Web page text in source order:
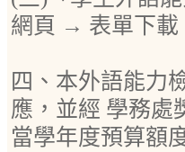
網頁 → 表單下載
四、本外語能力
應，並經 學務處
當學年度預算額